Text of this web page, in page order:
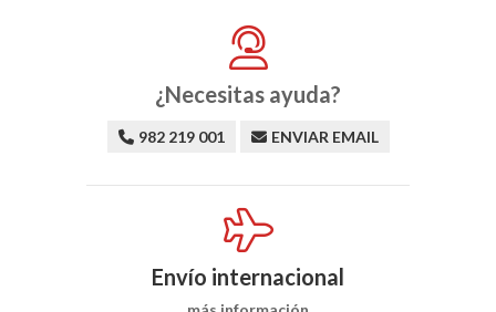
¿Necesitas ayuda?
982 219 001 ENVIAR EMAIL
Envío internacional